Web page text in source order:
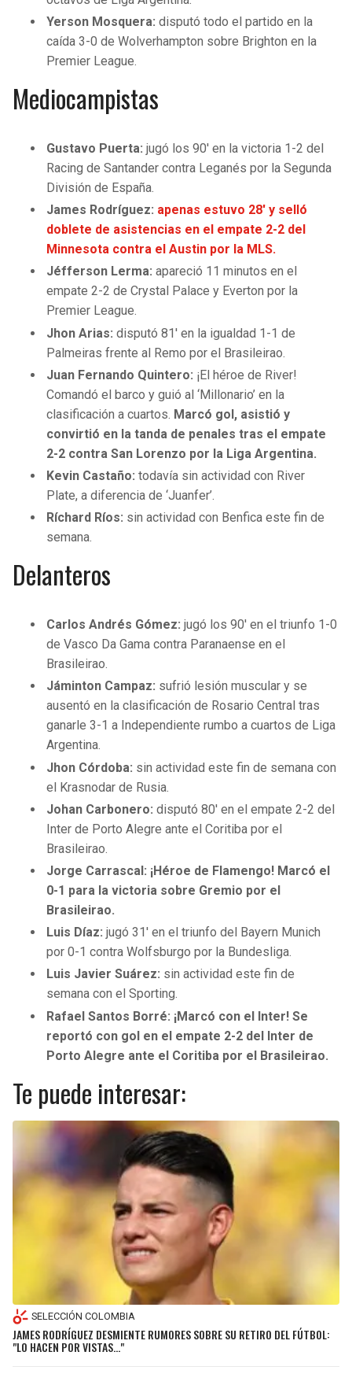
Yerson Mosquera: disputó todo el partido en la
caída 3-0 de Wolverhampton sobre Brighton en la
Premier League.
Mediocampistas
Gustavo Puerta: jugó los 90′ en la victoria 1-2 del
Racing de Santander contra Leganés por la Segunda
División de España.
James Rodríguez: apenas estuvo 28′ y selló
doblete de asistencias en el empate 2-2 del
Minnesota contra el Austin por la MLS.
Jéfferson Lerma: apareció 11 minutos en el
empate 2-2 de Crystal Palace y Everton por la
Premier League.
Jhon Arias: disputó 81′ en la igualdad 1-1 de
Palmeiras frente al Remo por el Brasileirao.
Juan Fernando Quintero: ¡El héroe de River!
Comandó el barco y guió al ‘Millonario’ en la
clasificación a cuartos. Marcó gol, asistió y
convirtió en la tanda de penales tras el empate
2-2 contra San Lorenzo por la Liga Argentina.
Kevin Castaño: todavía sin actividad con River
Plate, a diferencia de ‘Juanfer’.
Ríchard Ríos: sin actividad con Benfica este fin de
semana.
Delanteros
Carlos Andrés Gómez: jugó los 90′ en el triunfo 1-0
de Vasco Da Gama contra Paranaense en el
Brasileirao.
Jáminton Campaz: sufrió lesión muscular y se
ausentó en la clasificación de Rosario Central tras
ganarle 3-1 a Independiente rumbo a cuartos de Liga
Argentina.
Jhon Córdoba: sin actividad este fin de semana con
el Krasnodar de Rusia.
Johan Carbonero: disputó 80′ en el empate 2-2 del
Inter de Porto Alegre ante el Coritiba por el
Brasileirao.
Jorge Carrascal: ¡Héroe de Flamengo! Marcó el
0-1 para la victoria sobre Gremio por el
Brasileirao.
Luis Díaz: jugó 31′ en el triunfo del Bayern Munich
por 0-1 contra Wolfsburgo por la Bundesliga.
Luis Javier Suárez: sin actividad este fin de
semana con el Sporting.
Rafael Santos Borré: ¡Marcó con el Inter! Se
reportó con gol en el empate 2-2 del Inter de
Porto Alegre ante el Coritiba por el Brasileirao.
Te puede interesar:
SELECCIÓN COLOMBIA
JAMES RODRÍGUEZ DESMIENTE RUMORES SOBRE SU RETIRO DEL FÚTBOL:
"LO HACEN POR VISTAS…"